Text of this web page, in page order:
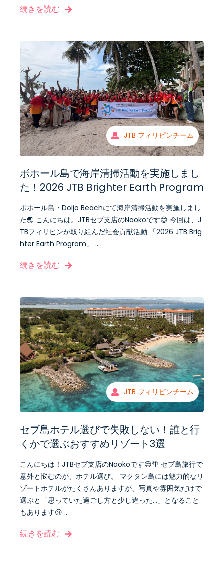
続きを読む
ボホール島で海岸清掃活動を実施しまし
た！2026 JTB Brighter Earth Program
JTB フィリピンチーム
ボホール島・Doljo Beachにて海岸清掃活動を実施しまし
た🌏 こんにちは。JTBセブ支店のNaokoです😊 今回は、J
TBフィリピンが取り組んだ社会貢献活動 「2026 JTB Brig
hter Earth Program」 ...
続きを読む
セブ島ホテル選びで失敗しない！誰と行
くかで選ぶおすすめリゾート3選
JTB フィリピンチーム
こんにちは！JTBセブ支店のNaokoです😊🌴 セブ島旅行で
意外と悩むのが、ホテル選び。 マクタン島には魅力的なリ
ゾートホテルがたくさんありますが、写真や雰囲気だけで
選ぶと「思っていた過ごし方と少し違った…」となること
もあります😢 ...
続きを読む